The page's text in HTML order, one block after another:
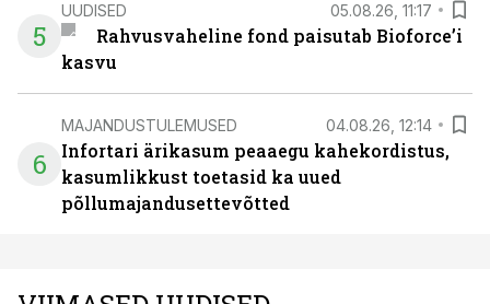
5
UUDISED 05.08.26, 11:17
Rahvusvaheline fond paisutab Bioforce’i
kasvu
6
MAJANDUSTULEMUSED 04.08.26, 12:14
Infortari ärikasum peaaegu kahekordistus,
kasumlikkust toetasid ka uued
põllumajandusettevõtted